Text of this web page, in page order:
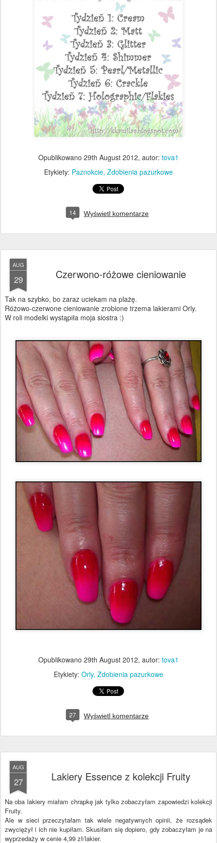
Opublikowano 29th August 2012, autor: tova1
Etykiety: Paznokcie Zdobienia pazurkowe
14 Wyświetl komentarze
AUG
29 Czerwono-różowe cieniowanie
Tak na szybko, bo zaraz uciekam na plażę.
Różowo-czerwone cieniowanie zrobione trzema lakierami Orly.
W roli modelki wystąpiła moja siostra :)
Opublikowano 29th August 2012, autor: tova1
Etykiety: Orly Zdobienia pazurkowe
27 Wyświetl komentarze
AUG
27 Lakiery Essence z kolekcji Fruity
Na oba lakiery miałam chrapkę jak tylko zobaczyłam zapowiedzi kolekcji
Fruity.
Ale w sieci przeczytałam tak wiele negatywnych opinii, że rozsądek
zwyciężył i ich nie kupiłam. Skusiłam się dopiero, gdy zobaczyłam je na
wyprzedaży w cenie 4,99 zł/lakier.